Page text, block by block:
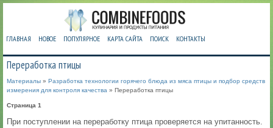
ГЛАВНАЯ НОВОЕ ПОПУЛЯРНОЕ КАРТА САЙТА ПОИСК КОНТАКТЫ
Переработка птицы
Материалы » Разработка технологии горячего блюда из мяса птицы и подбор средств
измерения для контроля качества » Переработка птицы
Страница 1
При поступлении на переработку птица проверяется на упитанность.